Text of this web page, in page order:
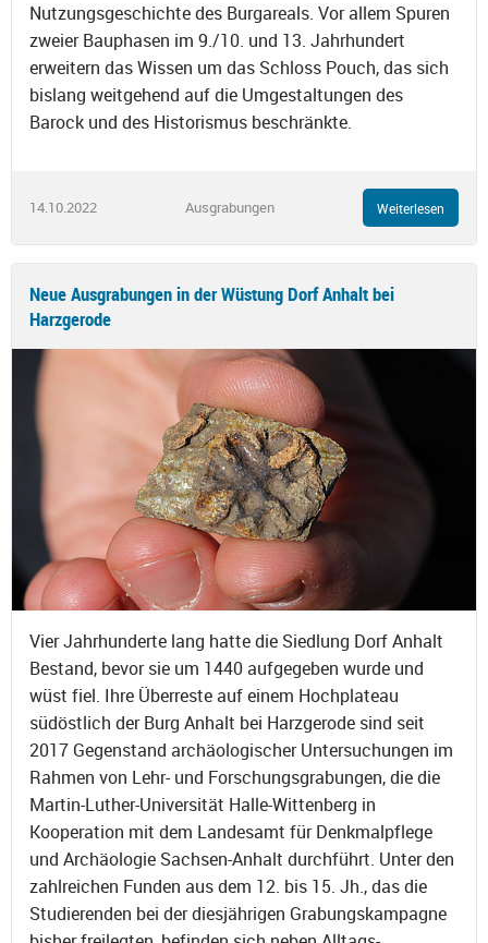
Nutzungsgeschichte des Burgareals. Vor allem Spuren
zweier Bauphasen im 9./10. und 13. Jahrhundert
erweitern das Wissen um das Schloss Pouch, das sich
bislang weitgehend auf die Umgestaltungen des
Barock und des Historismus beschränkte.
14.10.2022 Ausgrabungen Weiterlesen
Neue Ausgrabungen in der Wüstung Dorf Anhalt bei
Harzgerode
Vier Jahrhunderte lang hatte die Siedlung Dorf Anhalt
Bestand, bevor sie um 1440 aufgegeben wurde und
wüst fiel. Ihre Überreste auf einem Hochplateau
südöstlich der Burg Anhalt bei Harzgerode sind seit
2017 Gegenstand archäologischer Untersuchungen im
Rahmen von Lehr- und Forschungsgrabungen, die die
Martin-Luther-Universität Halle-Wittenberg in
Kooperation mit dem Landesamt für Denkmalpflege
und Archäologie Sachsen-Anhalt durchführt. Unter den
zahlreichen Funden aus dem 12. bis 15. Jh., das die
Studierenden bei der diesjährigen Grabungskampagne